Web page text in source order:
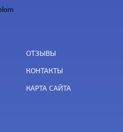
ОТЗЫВЫ
КОНТАКТЫ
КАРТА САЙТА